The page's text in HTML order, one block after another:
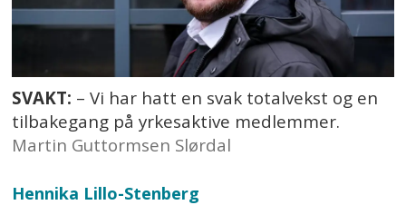
SVAKT: – Vi har hatt en svak totalvekst og en
tilbakegang på yrkesaktive medlemmer.
Martin Guttormsen Slørdal
Hennika Lillo-Stenberg